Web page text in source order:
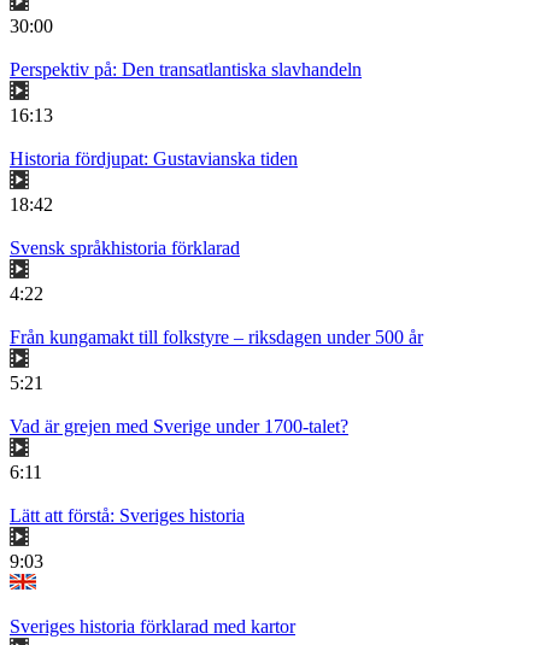
30:00
Perspektiv på: Den transatlantiska slavhandeln
16:13
Historia fördjupat: Gustavianska tiden
18:42
Svensk språkhistoria förklarad
4:22
Från kungamakt till folkstyre – riksdagen under 500 år
5:21
Vad är grejen med Sverige under 1700-talet?
6:11
Lätt att förstå: Sveriges historia
9:03
Sveriges historia förklarad med kartor